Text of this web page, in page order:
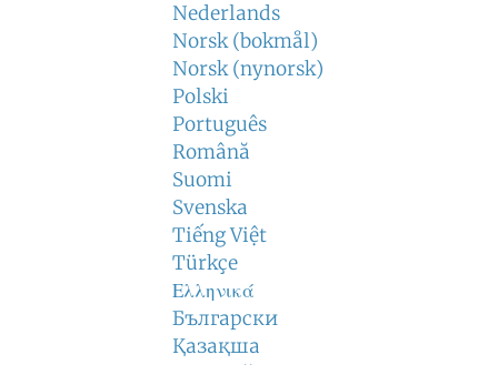
Nederlands
Norsk (bokmål)
Norsk (nynorsk)
Polski
Português
Română
Suomi
Svenska
Tiếng Việt
Türkçe
Ελληνικά
Български
Қазақша